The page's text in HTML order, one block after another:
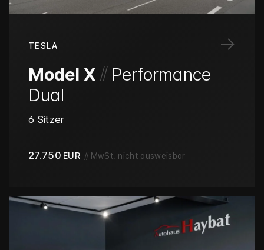
→
TESLA
Model X // Performance
Dual
6 Sitzer
27.750 EUR // MwSt. nicht ausweisbar